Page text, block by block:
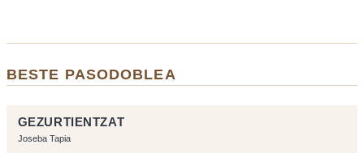
BESTE PASODOBLEA
GEZURTIENTZAT
Joseba Tapia